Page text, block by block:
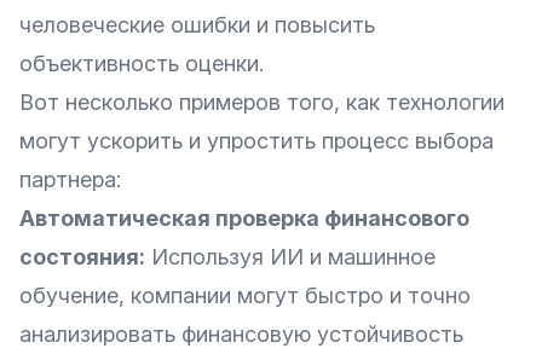
человеческие ошибки и повысить
объективность оценки.
Вот несколько примеров того, как технологии
могут ускорить и упростить процесс выбора
партнера:
Автоматическая проверка финансового
состояния: Используя ИИ и машинное
обучение, компании могут быстро и точно
анализировать финансовую устойчивость